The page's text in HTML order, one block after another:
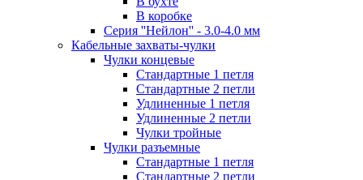
В коробке
Серия ''Нейлон'' - 3.0-4.0 мм
Кабельные захваты-чулки
Чулки концевые
Стандартные 1 петля
Стандартные 2 петли
Удлиненные 1 петля
Удлиненные 2 петли
Чулки тройные
Чулки разъемные
Стандартные 1 петля
Стандартные 2 петли